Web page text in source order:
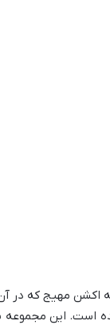
2001 به عنوان یک مجموعه
شده است. این